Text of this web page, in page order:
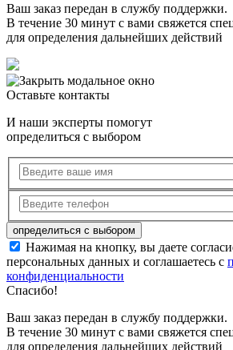
Ваш заказ передан в службу поддержки.
В течение 30 минут с вами свяжется
для определения дальнейших действий
Оставьте контакты
И наши эксперты помогут
определиться с выбором
Нажимая на кнопку, вы даете
персональных данных и соглашаетесь с
конфиденциальности
Спасибо!
Ваш заказ передан в службу поддержки.
В течение 30 минут с вами свяжется
для определения дальнейших действий